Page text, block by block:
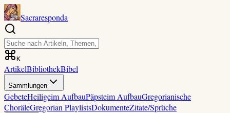
Sacraresponda
K
ArtikelBibliothekBibel
Sammlungen
GebeteHeiligeim AufbauPäpsteim AufbauGregorianische
ChoräleGregorian PlaylistsDokumenteZitate/Sprüche